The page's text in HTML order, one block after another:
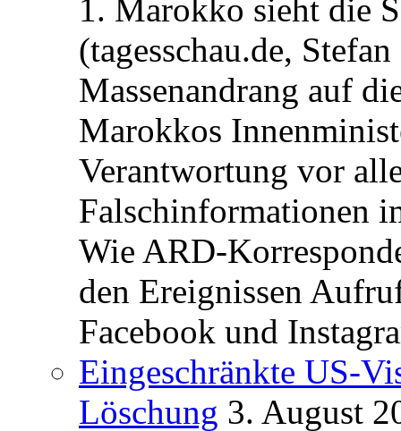
1. Marokko sieht die
(tagesschau.de,
Massenandrang auf
Marokkos
Verantwortung vor
Falschinformationen
Wie ARD-
den Ereignissen
Facebook und
Eingeschränkte US-
Löschung 3. August